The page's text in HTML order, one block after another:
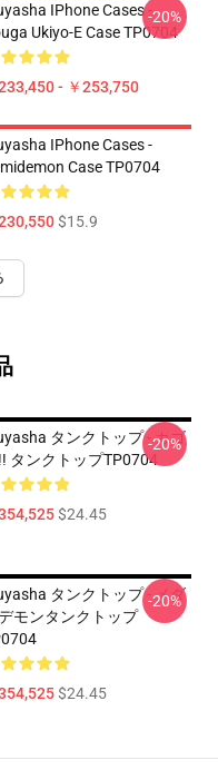
IPhone Cases -
Ukiyo-E Case TP0704
- ￥253,750
-20%
IPhone Cases -
Case TP0704
$15.9
タンクトップ - カゴ
タンクトップTP0704
$24.45
-20%
タンクトップ - メダ
モンタンクトップ
$24.45
-20%